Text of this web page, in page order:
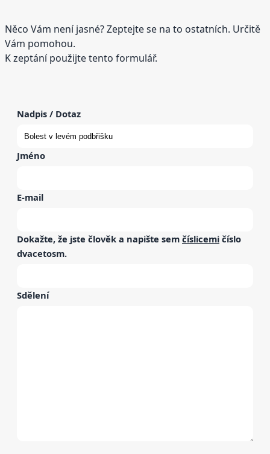
Něco Vám není jasné? Zeptejte se na to ostatních. Určitě
Vám pomohou.
K zeptání použijte tento formulář.
Nadpis / Dotaz
Jméno
E-mail
Dokažte, že jste člověk a napište sem číslicemi číslo
dvacetosm.
Sdělení